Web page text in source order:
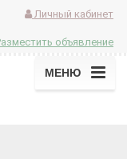
Личный кабинет
объявление
МЕНЮ